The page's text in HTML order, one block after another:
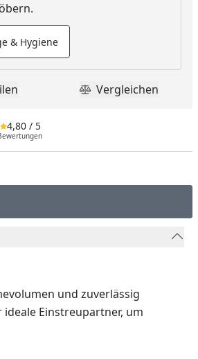
& Hygiene
Produkt
Vergleichen
4,80 / 5
und zuverlässig
Einstreupartner, um